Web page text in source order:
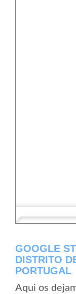
GOOGLE
DISTRITO
PORTUGAL
Aqui os